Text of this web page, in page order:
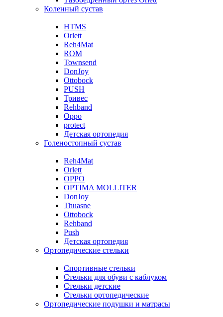
Коленный сустав
HTMS
Orlett
Reh4Mat
ROM
Townsend
DonJoy
Ottobock
PUSH
Тривес
Rehband
Oppo
protect
Детская ортопедия
Голеностопный сустав
Reh4Mat
Orlett
OPPO
OPTIMA MOLLITER
DonJoy
Thuasne
Ottobock
Rehband
Push
Детская ортопедия
Ортопедические стельки
Спортивные стельки
Стельки для обуви с каблуком
Стельки детские
Стельки ортопедические
Ортопедические подушки и матрасы